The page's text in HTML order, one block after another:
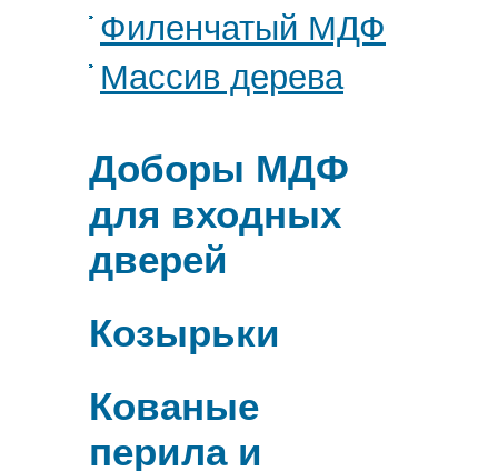
Филенчатый МДФ
Массив дерева
Доборы МДФ
для входных
дверей
Козырьки
Кованые
перила и